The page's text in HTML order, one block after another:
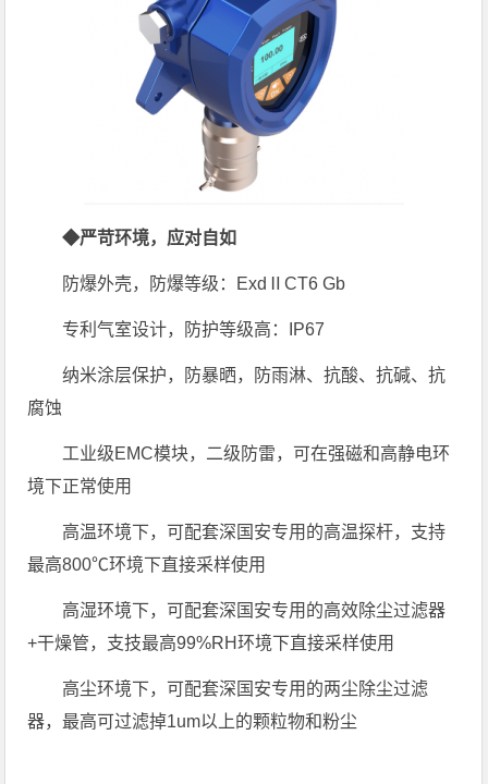
◆严苛环境，应对自如
防爆外壳，防爆等级：ExdⅡCT6 Gb
专利气室设计，防护等级高：IP67
纳米涂层保护，防暴晒，防雨淋、抗酸、抗碱、抗
腐蚀
工业级EMC模块，二级防雷，可在强磁和高静电环
境下正常使用
高温环境下，可配套深国安专用的高温探杆，支持
最高800℃环境下直接采样使用
高湿环境下，可配套深国安专用的高效除尘过滤器
+干燥管，支技最高99%RH环境下直接采样使用
高尘环境下，可配套深国安专用的两尘除尘过滤
器，最高可过滤掉1um以上的颗粒物和粉尘